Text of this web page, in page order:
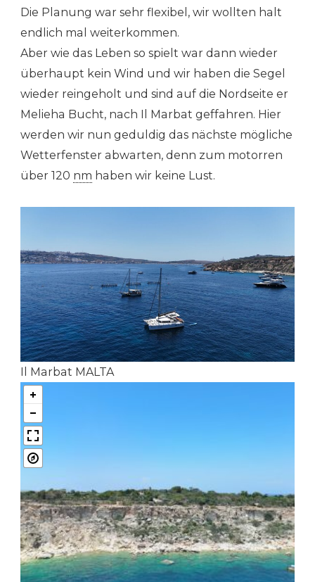
Die Planung war sehr flexibel, wir wollten halt
endlich mal weiterkommen.
Aber wie das Leben so spielt war dann wieder
überhaupt kein Wind und wir haben die Segel
wieder reingeholt und sind auf die Nordseite er
Melieha Bucht, nach Il Marbat geffahren. Hier
werden wir nun geduldig das nächste mögliche
Wetterfenster abwarten, denn zum motorren
über 120 nm haben wir keine Lust.
Il Marbat MALTA